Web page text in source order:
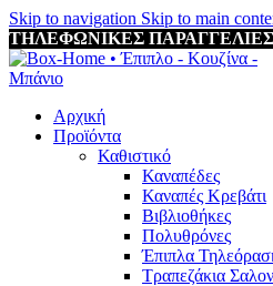
Skip to navigation Skip to main
ΤΗΛΕΦΩΝΙΚΕΣ ΠΑΡΑΓΓΕΛΙΕΣ:
Αρχική
Προϊόντα
Καθιστικό
Καναπέδες
Καναπές Κρεβάτι
Βιβλιοθήκες
Πολυθρόνες
Έπιπλα
Τραπεζάκια